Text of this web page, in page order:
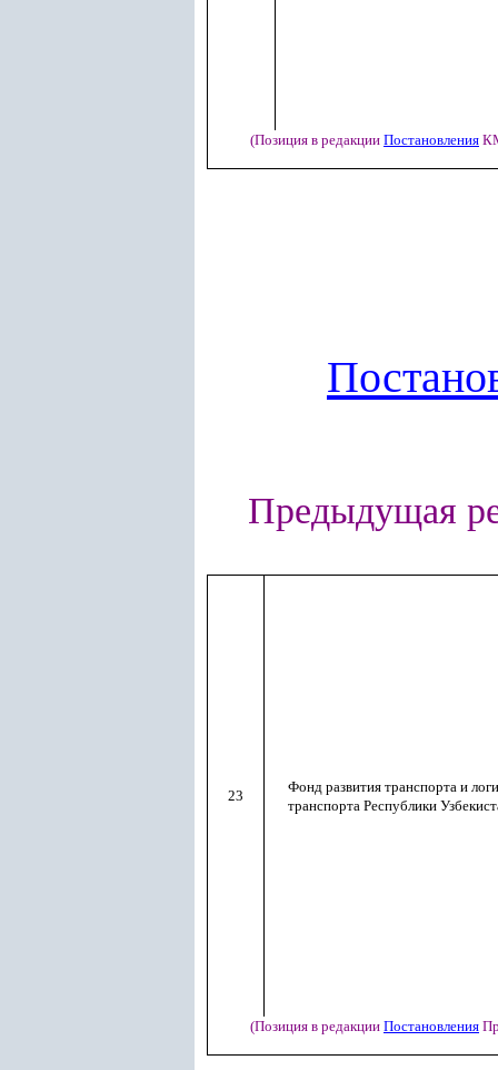
(Позиция в редакции Постановления
Предыдущая
23
Фонд развития транспорта и
транспорта Республики
(Позиция в редакции Постановления